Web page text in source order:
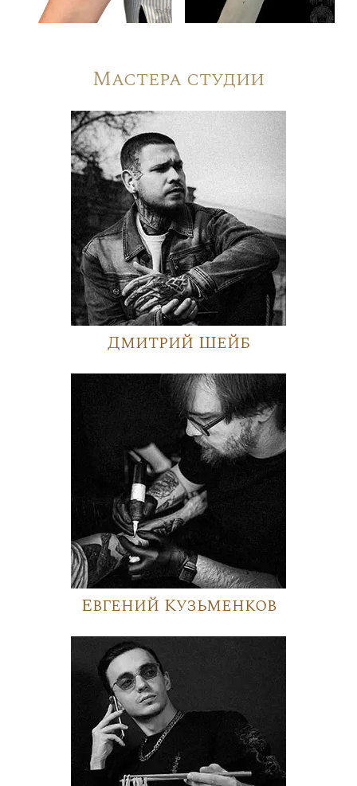
Мастера студии
Дмитрий Шейб
Евгений Кузьменков